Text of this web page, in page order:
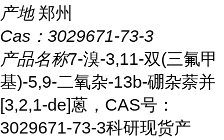
产地 郑州
Cas： 3029671-73-3
产品名称7-溴-3,11-双(三氟甲
基)-5,9-二氧杂-13b-硼杂萘并
[3,2,1-de]蒽，CAS号：
3029671-73-3科研现货产